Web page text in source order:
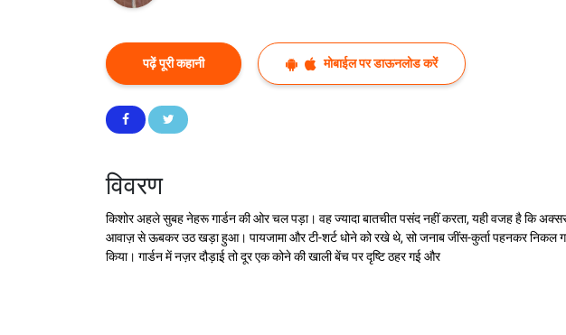
पढ़ें पूरी कहानी मोबाईल पर डाऊनलोड करें
विवरण
किशोर अहले सुबह नेहरू गार्डन की ओर चल पड़ा। वह ज्यादा बातचीत पसंद नहीं करता, यही वजह है कि
आवाज़ से ऊबकर उठ खड़ा हुआ। पायजामा और टी-शर्ट धोने को रखे थे, सो जनाब जींस-कुर्ता पहनकर निकल
किया। गार्डन में नज़र दौड़ाई तो दूर एक कोने की खाली बेंच पर दृष्टि ठहर गई और